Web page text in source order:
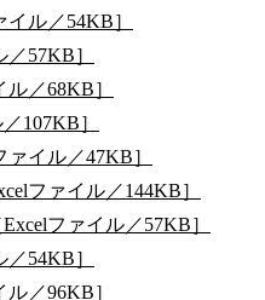
ル／54KB］
57KB］
／68KB］
107KB］
イル／47KB］
ファイル／144KB］
ファイル／57KB］
54KB］
／96KB］